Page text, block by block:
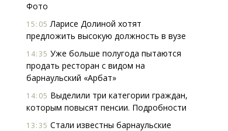
Фото
15:05 Ларисе Долиной хотят
предложить высокую должность в вузе
14:35 Уже больше полугода пытаются
продать ресторан с видом на
барнаульский «Арбат»
14:05 Выделили три категории граждан,
которым повысят пенсии. Подробности
13:35 Стали известны барнаульские